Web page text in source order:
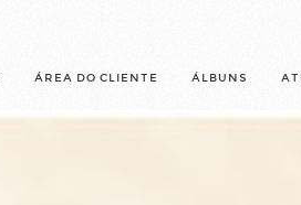
ÁREA DO CLIENTE ÁLBUNS